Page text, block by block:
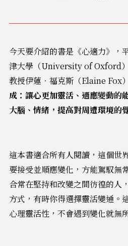
今天要介紹的書是《心適力》，
津大學（University of Oxford
教授伊蓮．福克斯（Elaine Fox
成：讓心更加靈活、適應變動的
大腦、情緒，提高對周遭環境的
這本書適合所有人閱讀，這個世
要接受並順應變化，方能駕馭無
合常在堅持和改變之間彷徨的人
方式，有時你得選擇靈活變通。
心理靈活性，不會遇到變化就無